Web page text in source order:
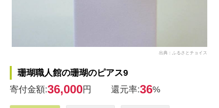
出典：ふるさとチョイス
珊瑚職人館の珊瑚のピアス9
寄付金額:36,000円 還元率:36%